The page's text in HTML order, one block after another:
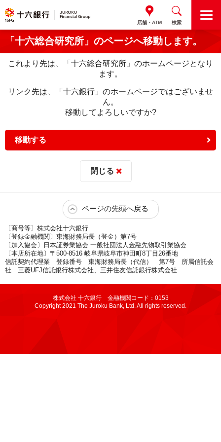
検索
店舗・ATM
M
「十六総合研究所」のページへ移動します。
これより先は、「十六総合研究所」のホームページとなり
ます。
リンク先は、「十六銀行」のホームページではございませ
ん。
移動してよろしいですか?
移動する
閉じる
ページの先頭へ戻る
〔商号等〕株式会社十六銀行
〔登録金融機関〕東海財務局長（登金）第7号
〔加入協会〕日本証券業協会 一般社団法人金融先物取引業協会
〔本店所在地〕〒500-8516 岐阜県岐阜市神田町8丁目26番地
信託契約代理業 登録番号 東海財務局長（代信） 第7号 所属信託会
社 三菱UFJ信託銀行株式会社、三井住友信託銀行株式会社
株式会社 十六銀行 金融機関コード：0153
Copyright 2021 The Juroku Bank, Ltd. All rights reserved.